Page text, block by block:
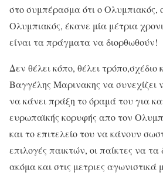
στο συμπέρασμα ότι ο Ολυμπιακός,
Ολυμπιακός, έκανε μία μέτρια
είναι τα πράγματα να διορθωθούν!
Δεν θέλει κόπο, θέλει τρόπο,σχέδιο
Βαγγέλης Μαρινακης να συνεχίζει
να κάνει πράξη το όραμά του για
ευρωπαϊκής κορυφής απο τον
και το επιτελείο του να κάνουν
επιλογές παικτών, οι παίκτες να
ακόμα και στις μετριες αγωνιστικά